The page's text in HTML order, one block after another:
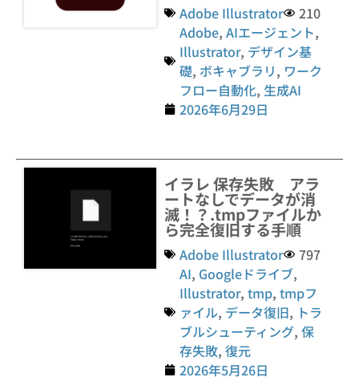
Adobe Illustrator
210
Adobe,AIエージェント,
Illustrator, デザイン基
礎, ボキャブラリ, ワーク
フロー自動化, 生成AI
2026年6月29日
イラレ 保存失敗 アラ
ートなしでデータが消
滅！？.tmpファイルか
ら完全復旧する手順
Adobe Illustrator
797
AI, Googleドライブ,
Illustrator,tmp,tmpフ
ァイル, データ復旧, トラ
ブルシューティング,保
存失敗,復元
2026年5月26日